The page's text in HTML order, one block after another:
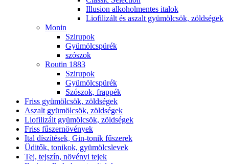
Illusion alkoholmentes italok
Liofilizált és aszalt gyümölcsök, zöldségek
Monin
Szirupok
Gyümölcspürék
szószok
Routin 1883
Szirupok
Gyümölcspürék
Szószok, frappék
Friss gyümölcsök, zöldségek
Aszalt gyümölcsök, zöldségek
Liofilizált gyümölcsök, zöldségek
Friss fűszernövények
Ital díszítések, Gin-tonik fűszerek
Üditők, tonikok, gyümölcslevek
Tej, tejszín, növényi tejek